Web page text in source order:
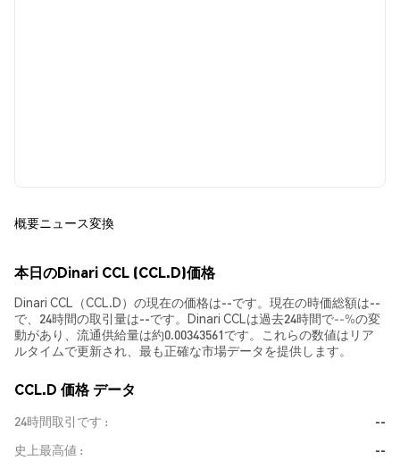
概要ニュース変換
本日のDinari CCL (CCL.D)価格
Dinari CCL（CCL.D）の現在の価格は--です。現在の時価総額は--
で、24時間の取引量は--です。Dinari CCLは過去24時間で--%の変
動があり、流通供給量は約0.00343561です。これらの数値はリア
ルタイムで更新され、最も正確な市場データを提供します。
CCL.D 価格 データ
24時間取引です
--
史上最高値
--